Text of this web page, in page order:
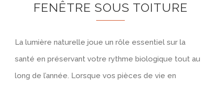
FENÊTRE SOUS TOITURE
La lumière naturelle joue un rôle essentiel sur la
santé en préservant votre rythme biologique tout au
long de l’année. Lorsque vos pièces de vie en